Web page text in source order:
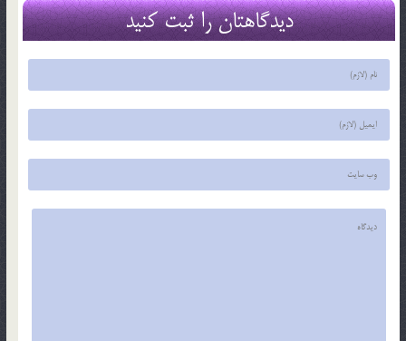
دیدگاهتان را ثبت کنید